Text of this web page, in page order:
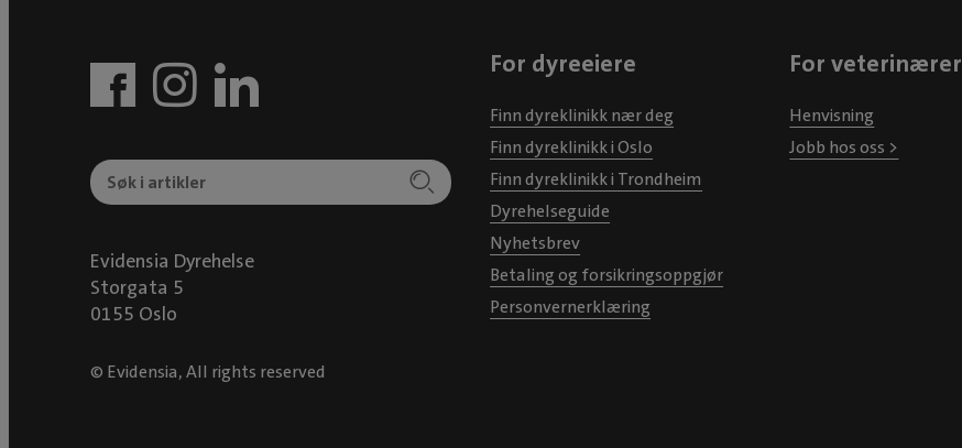
Evidensia Dyrehelse
Storgata 5
0155 Oslo
For dyreeiere
Finn dyreklinikk nær deg
Finn dyreklinikk i Oslo
Finn dyreklinikk i Trondheim
Dyrehelseguide
Nyhetsbrev
Betaling og forsikringsoppgjør
Personvernerklæring
For veterinærer
Henvisning
Jobb hos oss >
© Evidensia, All rights reserved